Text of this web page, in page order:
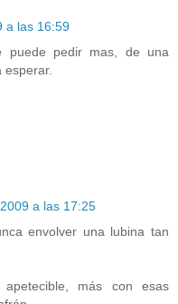
a las 16:59
pedir mas, de una
a las 17:25
envolver una lubina tan
más con esas